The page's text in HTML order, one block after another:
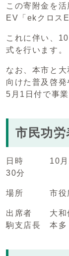
この寄附金を
EV「ekクロス
これに伴い、
式を行います。
なお、本市と
向けた普及啓
5月1日付で事
市民功
日時 10月2
30分
場所 市役所4
出席者 大和
駒支店長 本多